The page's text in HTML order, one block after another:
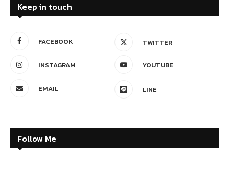
Keep in touch
FACEBOOK TWITTER
INSTAGRAM YOUTUBE
EMAIL LINE
Follow Me